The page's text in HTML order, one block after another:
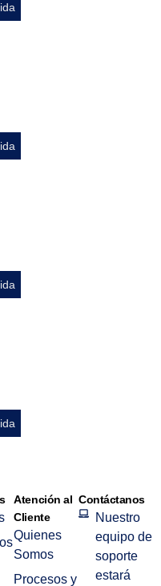
Atención al
Cliente
Quienes
Somos
Procesos y
Contáctanos
Nuestro
equipo de
soporte
estará